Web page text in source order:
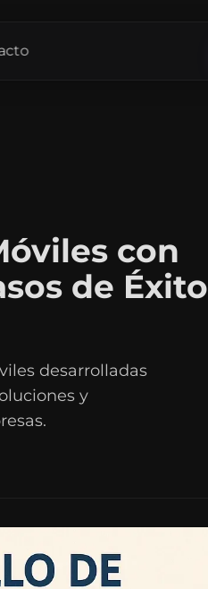
con
de Éxito
desarrolladas
y